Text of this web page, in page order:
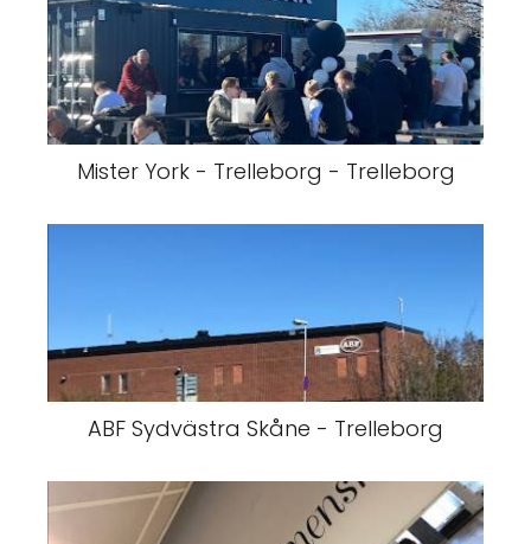
Mister York - Trelleborg - Trelleborg
ABF Sydvästra Skåne - Trelleborg